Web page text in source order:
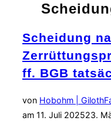
Scheidung
ff. BGB
von Hobohm | Giloth
am 11. Juli 202523.